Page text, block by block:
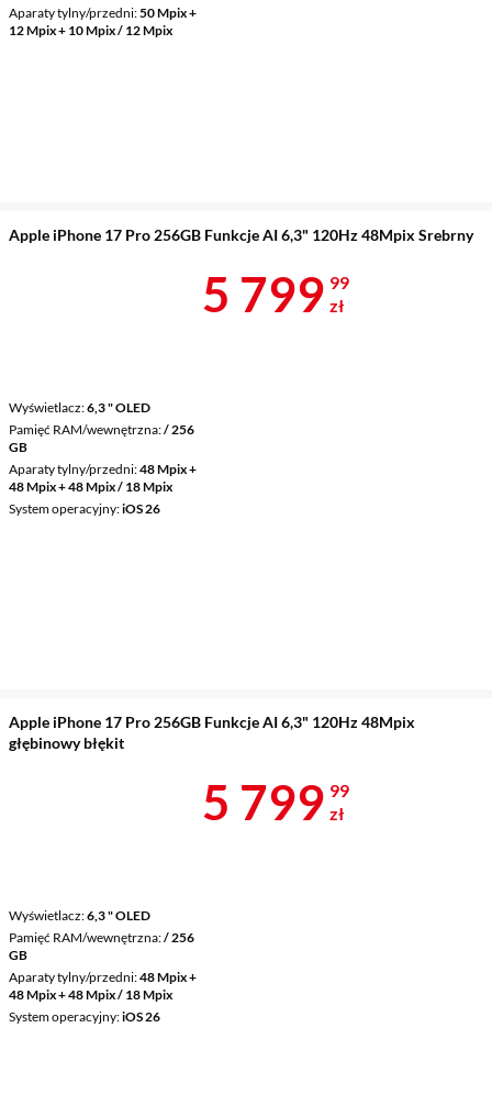
Aparaty tylny/przedni 50 Mpix +
12 Mpix + 10 Mpix / 12 Mpix
Apple iPhone 17 Pro 256GB Funkcje AI 6,3" 120Hz 48Mpix Srebrny
Wyświetlacz 6,3 " OLED
Pamięć RAM/wewnętrzna / 256
GB
Aparaty tylny/przedni 48 Mpix +
48 Mpix + 48 Mpix / 18 Mpix
System operacyjny iOS 26
Cena 5
5 799 99
zł
Apple iPhone 17 Pro 256GB Funkcje AI 6,3" 120Hz 48Mpix
głębinowy błękit
Wyświetlacz 6,3 " OLED
Pamięć RAM/wewnętrzna / 256
GB
Aparaty tylny/przedni 48 Mpix +
48 Mpix + 48 Mpix / 18 Mpix
System operacyjny iOS 26
Cena 5
5 799 99
zł